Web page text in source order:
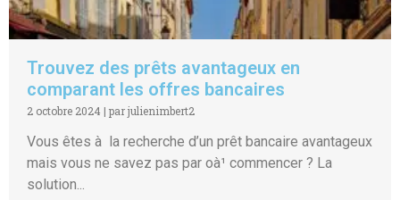
Trouvez des prêts avantageux en
comparant les offres bancaires
2 octobre 2024 | par julienimbert2
Vous êtes à la recherche d’un prêt bancaire avantageux
mais vous ne savez pas par oà¹ commencer ? La
solution...